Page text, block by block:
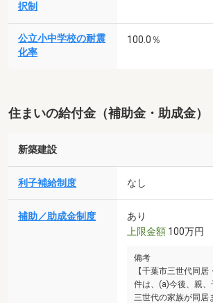
択制
公立小中学校の耐震
化率
100.0％
住まいの給付金（補助金・助成金）
新築建設
利子補給制度 なし
補助／助成金制度
あり
上限金額 100万円
備考
【千葉市三世代同
件は、(a)今後、親
三世代の家族が同居